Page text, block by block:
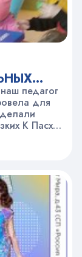
педагог
для
К Пасхе
убирали
друг